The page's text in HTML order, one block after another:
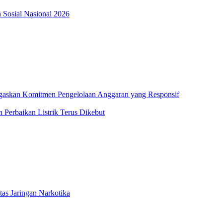
Nasional 2026
Komitmen Pengelolaan Anggaran yang Responsif
Perbaikan Listrik Terus Dikebut
Jaringan Narkotika